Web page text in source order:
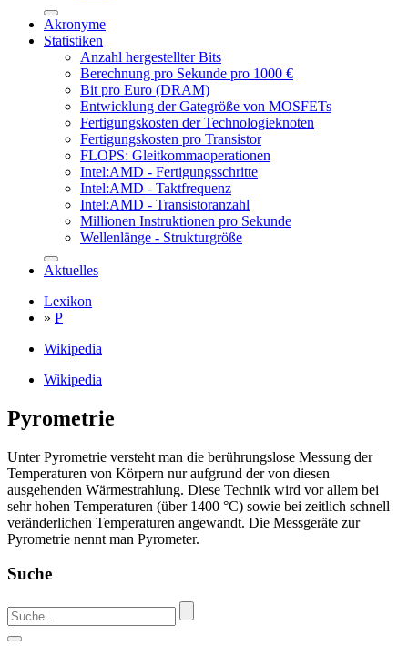
Akronyme
Statistiken
Anzahl hergestellter Bits
Berechnung pro Sekunde pro 1000 €
Bit pro Euro (DRAM)
Entwicklung der Gategröße von MOSFETs
Fertigungskosten der Technologieknoten
Fertigungskosten pro Transistor
FLOPS: Gleitkommaoperationen
Intel:AMD - Fertigungsschritte
Intel:AMD - Taktfrequenz
Intel:AMD - Transistoranzahl
Millionen Instruktionen pro Sekunde
Wellenlänge - Strukturgröße
Aktuelles
Lexikon
» P
Wikipedia
Wikipedia
Pyrometrie
Unter Pyrometrie versteht man die berührungslose Messung der
Temperaturen von Körpern nur aufgrund der von diesen
ausgehenden Wärmestrahlung. Diese Technik wird vor allem bei
sehr hohen Temperaturen (über 1400 °C) sowie bei zeitlich schnell
veränderlichen Temperaturen angewandt. Die Messgeräte zur
Pyrometrie nennt man Pyrometer.
Suche